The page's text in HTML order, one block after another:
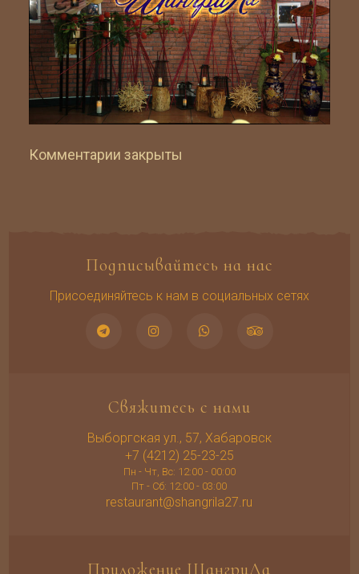
Комментарии закрыты
Подписывайтесь на нас
Присоединяйтесь к нам в социальных сетях
Свяжитесь с нами
Выборгская ул., 57, Хабаровск
+7 (4212) 25-23-25
Пн - Чт, Вс: 12:00 - 00:00
Пт - Сб: 12:00 - 03:00
restaurant@shangrila27.ru
Приложение ШангриЛа